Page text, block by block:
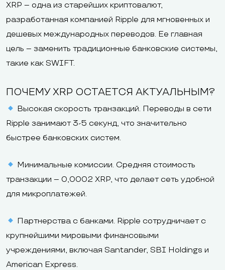
XRP – одна из старейших криптовалют,
разработанная компанией Ripple для мгновенных и
дешевых международных переводов. Ее главная
цель – заменить традиционные банковские системы,
такие как SWIFT.
ПОЧЕМУ XRP ОСТАЕТСЯ АКТУАЛЬНЫМ?
Высокая скорость транзакций. Переводы в сети
Ripple занимают 3-5 секунд, что значительно
быстрее банковских систем.
Минимальные комиссии. Средняя стоимость
транзакции – 0,0002 XRP, что делает сеть удобной
для микроплатежей.
Партнерства с банками. Ripple сотрудничает с
крупнейшими мировыми финансовыми
учреждениями, включая Santander, SBI Holdings и
American Express.